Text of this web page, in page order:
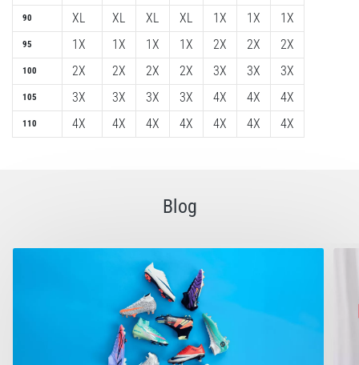
90
95
100
105
110
XL
1X
2X
3X
4X
XL
1X
2X
3X
4X
XL
1X
2X
3X
4X
XL
1X
2X
3X
4X
1X
2X
3X
4X
4X
1X
2X
3X
4X
4X
1X
2X
3X
4X
4X
Blog